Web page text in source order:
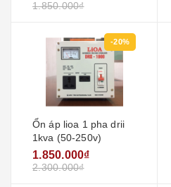
1.850.000₫
-20%
Ổn áp lioa 1 pha drii
1kva (50-250v)
1.850.000₫
2.300.000₫